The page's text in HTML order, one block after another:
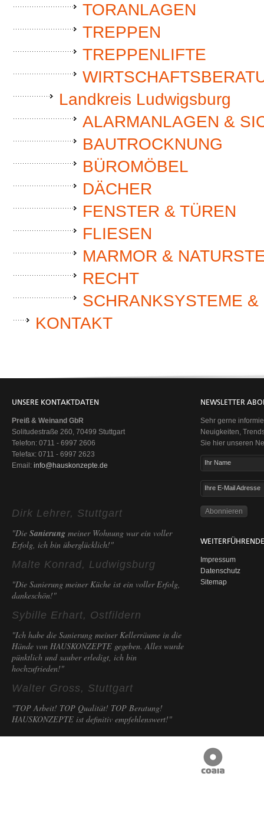
TORANLAGEN
TREPPEN
TREPPENLIFTE
Landkreis Ludwigsburg
ALARMANLAGEN &
BAUTROCKNUNG
BÜROMÖBEL
DÄCHER
FENSTER & TÜREN
FLIESEN
MARMOR &
RECHT
SCHRANKSYSTEME
KONTAKT
UNSERE KONTAKTDATEN
Preiß & Weinand GbR
Solitudestraße 260, 70499 Stuttgart
Telefon: 0711 - 6997 2606
Telefax: 0711 - 6997 2623
Email: info@hauskonzepte.de
Dirk Lehrer, Stuttgart
"Die Sanierung meiner Wohnung war ein voller
Erfolg, ich bin überglücklich!"
Malte Konrad, Ludwigsburg
"Die Sanierung meiner Küche ist ein voller Erfolg,
dankeschön!"
Sybille Erhart, Ostfildern
"Ich habe die Sanierung meiner Kellerräume in die
Hände von HAUSKONZEPTE gegeben. Alles wurde
pünktlich und sauber erledigt, ich bin
hochzufrieden!"
Walter Gross, Stuttgart
"TOP Arbeit! TOP Qualität! TOP Beratung!
HAUSKONZEPTE ist definitiv empfehlenswert!"
NEWSLETTER
Sehr gerne
Neuigkeiten,
Sie hier unseren
Ihr Name
Ihre E-Mail Adresse
Impressum
Datenschutz
Sitemap